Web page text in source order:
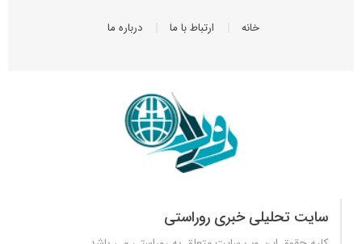
خانه ارتباط با ما درباره ما
سایت تحلیلی خبری روراستی